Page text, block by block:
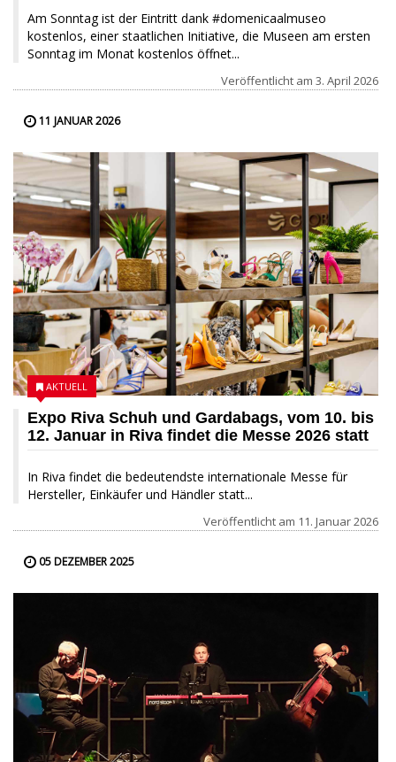
Am Sonntag ist der Eintritt dank #domenicaalmuseo
kostenlos, einer staatlichen Initiative, die Museen am ersten
Sonntag im Monat kostenlos öffnet...
Veröffentlicht am 3. April 2026
11 JANUAR 2026
Expo Riva Schuh und Gardabags, vom 10. bis
12. Januar in Riva findet die Messe 2026 statt
In Riva findet die bedeutendste internationale Messe für
Hersteller, Einkäufer und Händler statt...
AKTUELL
Veröffentlicht am 11. Januar 2026
05 DEZEMBER 2025